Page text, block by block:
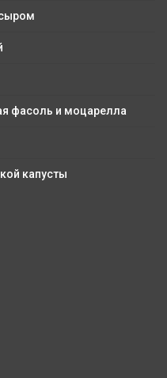
фасоль и моцарелла
капусты